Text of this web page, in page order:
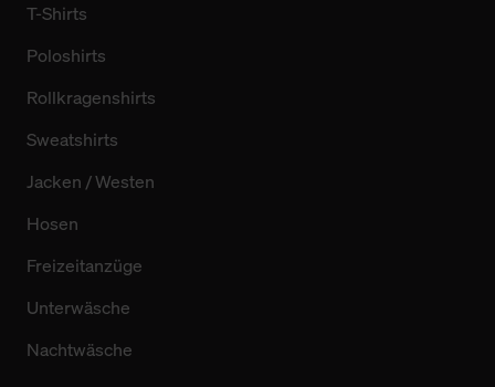
T-Shirts
Poloshirts
Rollkragenshirts
Sweatshirts
Jacken / Westen
Hosen
Freizeitanzüge
Unterwäsche
Nachtwäsche